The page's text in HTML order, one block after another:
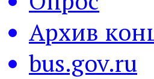
Архив
bus.gov.ru